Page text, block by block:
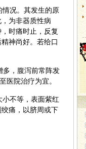
况。其发生的原
为非器质性病
时痛时止，反复
神尚好。若给口
，腹泻前常阵发
医院治疗为宜。
不等，表面紫红
痛，以脐周或下